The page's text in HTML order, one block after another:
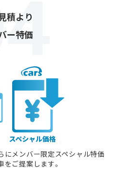
積より
ー特価
にメンバー限定スペシャル特価
をご提案します。